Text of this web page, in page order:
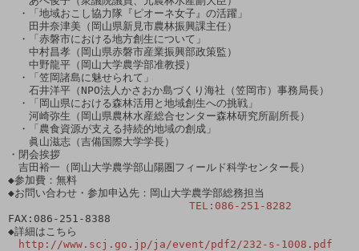
・「地域おこし協力隊『ピオーネ女子』の活躍」
田井奈津美（岡山県新見市農林振興課主任）
・「赤磐市における地方創生について」
中村昌孝（岡山県赤磐市産業振興部政策監）
中野龍平（岡山大学農学部准教授）
・「笠岡諸島に魅せられて」
石井洋平（NPO法人かさおか島づくり海社（笠岡市）事務局長）
・「岡山県における森林活用と地域創生への挑戦」
河崎弥生（岡山県農林水産総合センター森林研究所副所長）
・「農食資源が支える持続的地域の創成」
眞山滋志（吉備国際大学学長）
・閉会挨拶
吉田裕一（岡山大学農学部山陽圏フィールド科学センター長）
◆参加費：無料
◆お問い合わせ・参加申込先：岡山大学農学部総務担当
TEL:086-251-8282
FAX:086-251-8388
◆詳細はこちら
http://www.scj.go.jp/ja/event/pdf2/232-s-1008.pdf